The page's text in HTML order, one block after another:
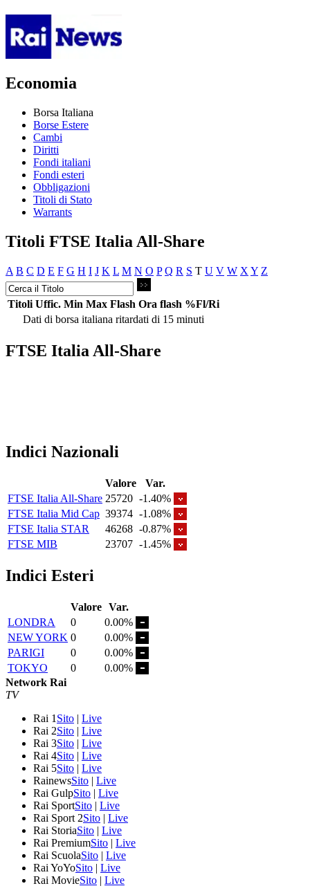
Economia
Borsa Italiana
Borse Estere
Cambi
Diritti
Fondi italiani
Fondi esteri
Obbligazioni
Titoli di Stato
Warrants
Titoli FTSE Italia All-Share
A B C D E F G H I J K L M N O P Q R S T U V W X Y Z
Titoli Uffic. Min Max Flash Ora flash %Fl/Ri
Dati di borsa italiana ritardati di 15 minuti
FTSE Italia All-Share
Indici Nazionali
Valore
Var.
FTSE Italia All-Share 25720 -1.40%
FTSE Italia Mid Cap 39374 -1.08%
FTSE Italia STAR
46268 -0.87%
FTSE MIB
23707 -1.45%
Indici Esteri
Valore Var.
LONDRA
0
0.00%
NEW YORK 0
0.00%
PARIGI
0
0.00%
TOKYO
0
0.00%
Network Rai
TV
Rai 1 Sito | Live
Rai 2Sito | Live
Rai 3Sito | Live
Rai 4Sito | Live
Rai 5Sito | Live
RainewsSito | Live
Rai GulpSito | Live
Rai SportSito | Live
Rai Sport 2Sito | Live
Rai StoriaSito | Live
Rai PremiumSito | Live
Rai ScuolaSito | Live
Rai YoYoSito | Live
Rai MovieSito | Live